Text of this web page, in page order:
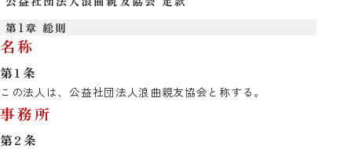
第1章 総則
名称
第1条
この法人は、公益社団法人浪曲親友協会と称する。
事務所
第2条